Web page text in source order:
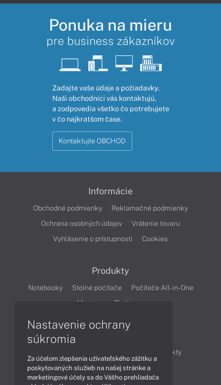
Ponuka na mieru
pre business zákazníkov
Zadajte vaše údaje a požiadavky.
Naši obchodníci vás kontaktujú,
a zodpovedia všetko čo potrebujete
v čo najkratšom čase.
Kontaktujte OBCHOD
Informácie
Obchodné podmienky
Reklamačné podmienky
Ochrana osobných údajov
Vrátenie tovaru
Vyhlásenie o prístupnosti
Cookies
Produkty
Notebooky Stolné počítače
Počítače All-in-One
Monitory
Tlačiarne
Produkty
Technológie
Videá
Nastavenie ochrany
súkromia
Za účelom zlepšenia užívateľského zážitku a
poskytovaných služieb na našej stránke a
marketingové účely sa do Vášho prehliadača